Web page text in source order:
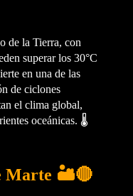
de la Tierra, con
superar los 30°C
en una de las
de ciclones
el clima global,
oceánicas. 🌡️
Marte 🏜️🔴